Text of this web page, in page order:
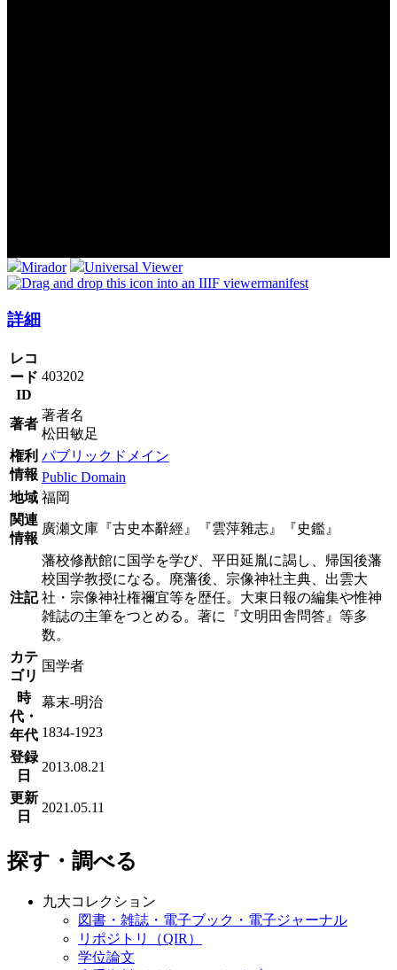
Mirador
Universal Viewer
manifest
詳細
レコ
ード
ID
403202
著者
著者名
松田敏足
権利
情報
パブリックドメイン
Public Domain
地域 福岡
関連
情報
廣瀬文庫『古史本辭經』『雲萍雜志』『史鑑』
注記
藩校修猷館に国学を学び、平田延胤に謁し、帰国後藩
校国学教授になる。廃藩後、宗像神社主典、出雲大
社・宗像神社権禰宜等を歴任。大東日報の編集や惟神
雑誌の主筆をつとめる。著に『文明田舎問答』等多
数。
カテ
ゴリ
国学者
時
代・
年代
幕末-明治
1834-1923
登録
日
2013.08.21
更新
日
2021.05.11
探す・調べる
九大コレクション
図書・雑誌・電子ブック・電子ジャーナル
リポジトリ（QIR）
学位論文